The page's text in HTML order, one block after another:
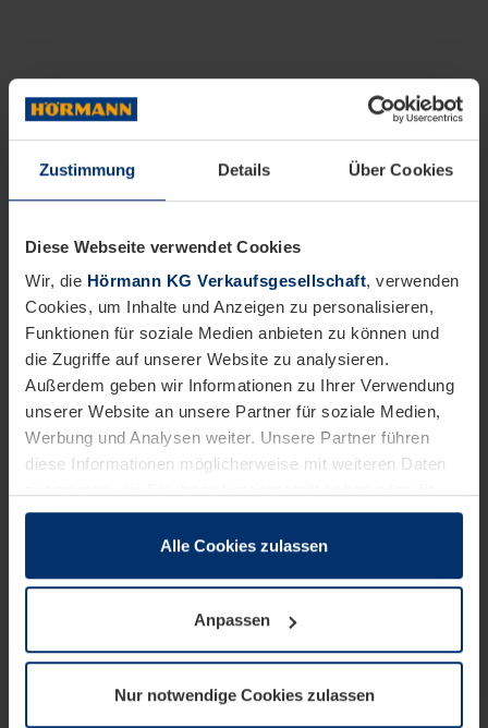
Zustimmung Details Über Cookies
Diese Webseite verwendet Cookies
Wir, die Hörmann KG Verkaufsgesellschaft, verwenden
Cookies, um Inhalte und Anzeigen zu personalisieren,
Funktionen für soziale Medien anbieten zu können und
die Zugriffe auf unserer Website zu analysieren.
Außerdem geben wir Informationen zu Ihrer Verwendung
unserer Website an unsere Partner für soziale Medien,
Werbung und Analysen weiter. Unsere Partner führen
diese Informationen möglicherweise mit weiteren Daten
sie im Rahmen Ihrer Nutzung der Dienste gesammelt
wenn diese für den Betrieb dieser Seite unbedingt
notwendig sind. Für alle anderen Cookie-Typen benötigen
wir Ihre Erlaubnis. Ihre Einwilligung können Sie jederzeit
Datenschutzerklärungunserer Website ändern oder
Alle Cookies zulassen
Anpassen
Nur notwendige Cookies zulassen